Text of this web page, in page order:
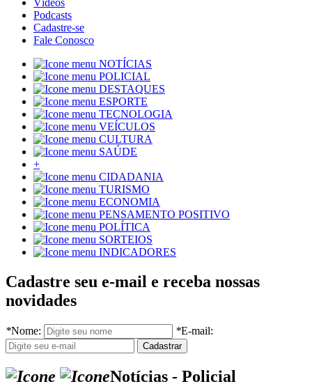
Vídeos
Podcasts
Cadastre-se
Fale Conosco
NOTÍCIAS
POLICIAL
DESTAQUES
ESPORTE
TECNOLOGIA
VEÍCULOS
CULTURA
SAÚDE
+
CIDADANIA
TURISMO
ECONOMIA
PENSAMENTO POSITIVO
POLÍTICA
SORTEIOS
INDICADORES
Cadastre seu e-mail e receba nossas
novidades
*Nome: *E-mail:
Notícias - Policial